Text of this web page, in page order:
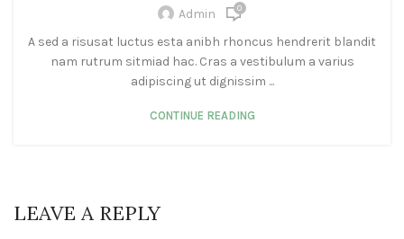
Admin 0
A sed a risusat luctus esta anibh rhoncus hendrerit blandit
nam rutrum sitmiad hac. Cras a vestibulum a varius
adipiscing ut dignissim ...
CONTINUE READING
LEAVE A REPLY